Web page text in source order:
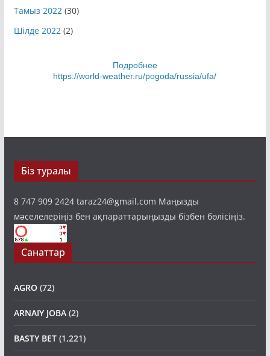
Тамыз 2022(30)
Шілде 2022(2)
Подробнее
https://world-weather.ru/pogoda/russia/ufa/
Біз туралы
8 747 909 2424 taraz24@gmail.com Маңызды
мәселелеріңіз бен ақпараттарыңызды бізбен бөлісіңіз.
Санаттар
AGRO(72)
ARNAIY JOBA(2)
BASTY BET(1,221)